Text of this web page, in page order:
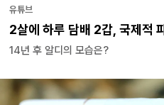
유튜브
2살에 하루 담배 2갑, 국제적
14년 후 알디의 모습은?